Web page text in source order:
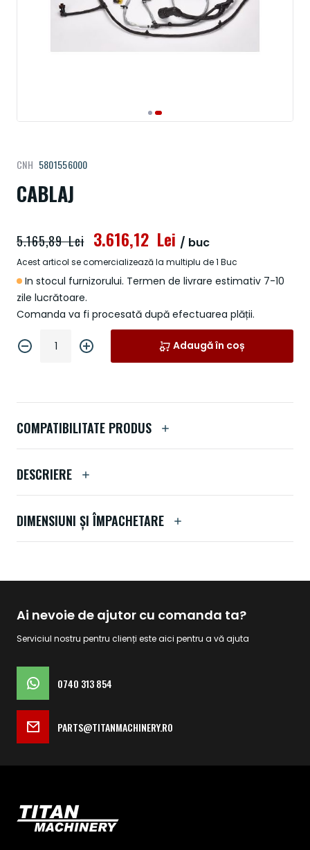
CABLAJ
CNH 5801556000
In stocul furnizorului. Termen de livrare estimativ 7-10
zile lucrătoare.
Comanda va fi procesată după efectuarea plății.
3.616,12 Lei
5.165,89 Lei / buc
Acest articol se comercializează la multiplu de 1 Buc
Adaugă în coș
la
începutul
galeriei
imagini
COMPATIBILITATE PRODUS
DESCRIERE
DIMENSIUNI ȘI ÎMPACHETARE
Ai nevoie de ajutor cu comanda ta?
Serviciul nostru pentru clienți este aici pentru a vă ajuta
0740 313 854
PARTS@TITANMACHINERY.RO